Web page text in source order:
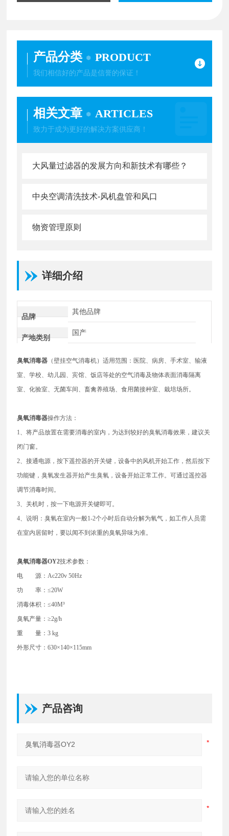
产品分类 PRODUCT
我们相信好的产品是信誉的保证！
相关文章 ARTICLES
致力于成为更好的解决方案供应商！
大风量过滤器的发展方向和新技术有哪些？
中央空调清洗技术-风机盘管和风口
物资管理原则
详细介绍
品牌
其他品牌
产地类别
国产
臭氧消毒器 （壁挂空气消毒机）适用范围：医院、病房、手术室、输液
室、学校、幼儿园、宾馆、饭店等处的空气消毒及物体表面消毒隔离
室、化验室、无菌车间、畜禽养殖场、食用菌接种室、栽培场所。
臭氧消毒器操作方法：
1、将产品放置在需要消毒的室内，为达到较好的臭氧消毒效果，建议关
闭门窗。
2、接通电源，按下遥控器的开关键，设备中的风机开始工作，然后按下
功能键，臭氧发生器开始产生臭氧，设备开始正常工作。可通过遥控器
调节消毒时间。
3、关机时，按一下电源开关键即可。
4、说明：臭氧在室内一般1-2个小时后自动分解为氧气，如工作人员需
在室内居留时，要以闻不到浓重的臭氧异味为准。
臭氧消毒器OY2技术参数：
电 源：Ac220v 50Hz
功 率：≤20W
消毒体积：≤40M³
臭氧产量：≥2g/h
重 量：3 kg
外形尺寸：630×140×115mm
产品咨询